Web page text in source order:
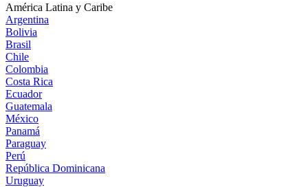
América Latina y Caribe
Argentina
Bolivia
Brasil
Chile
Colombia
Costa Rica
Ecuador
Guatemala
México
Panamá
Paraguay
Perú
República Dominicana
Uruguay